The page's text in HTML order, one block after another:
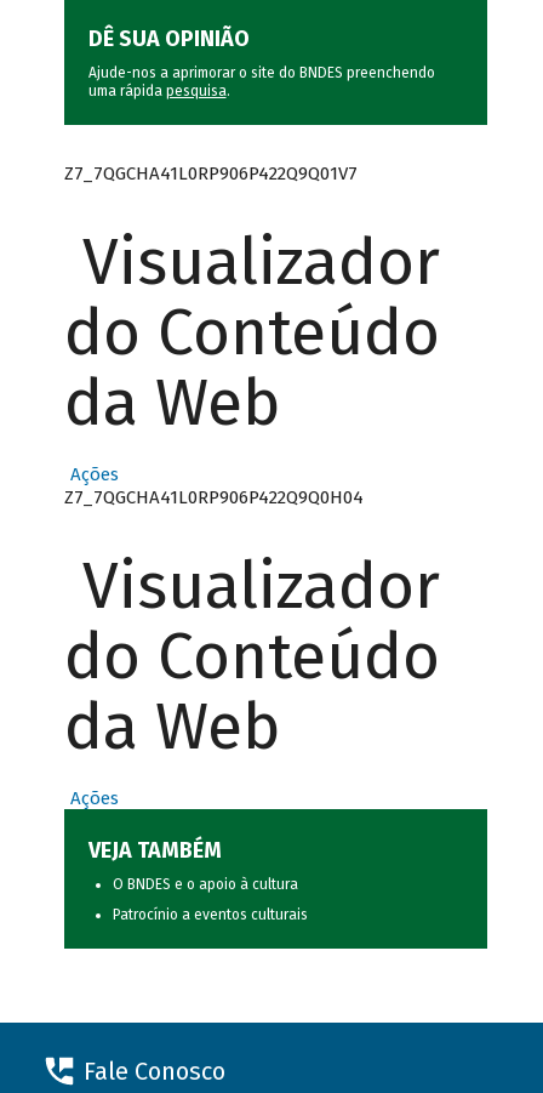
DÊ SUA OPINIÃO
Ajude-nos a aprimorar o site do BNDES preenchendo
uma rápida pesquisa.
Z7_7QGCHA41L0RP906P422Q9Q01V7
Visualizador
do Conteúdo
da Web
Ações
Z7_7QGCHA41L0RP906P422Q9Q0H04
Visualizador
do Conteúdo
da Web
Ações
VEJA TAMBÉM
O BNDES e o apoio à cultura
Patrocínio a eventos culturais
Fale Conosco